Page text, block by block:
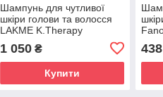
Шампунь для чутливої
шкіри голови та волосся
LAKME K.Therapy
Shampoo 1000 мл
1 050₴
Купити
438